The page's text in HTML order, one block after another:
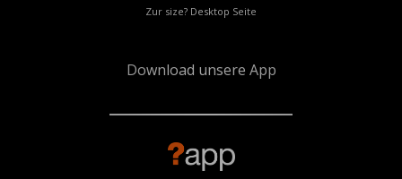
Zur size? Desktop Seite
Download unsere App